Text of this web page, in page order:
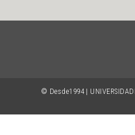
© Desde1994 |